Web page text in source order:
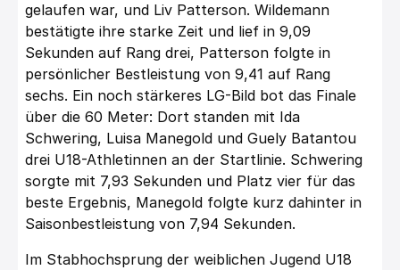
gelaufen war, und Liv Patterson. Wildemann
bestätigte ihre starke Zeit und lief in 9,09
Sekunden auf Rang drei, Patterson folgte in
persönlicher Bestleistung von 9,41 auf Rang
sechs. Ein noch stärkeres LG-Bild bot das Finale
über die 60 Meter: Dort standen mit Ida
Schwering, Luisa Manegold und Guely Batantou
drei U18-Athletinnen an der Startlinie. Schwering
sorgte mit 7,93 Sekunden und Platz vier für das
beste Ergebnis, Manegold folgte kurz dahinter in
Saisonbestleistung von 7,94 Sekunden.
Im Stabhochsprung der weiblichen Jugend U18